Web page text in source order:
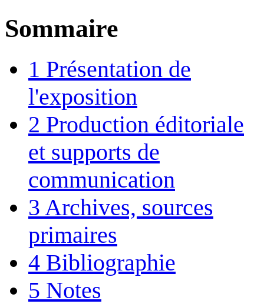
Sommaire
1 Présentation de
l'exposition
2 Production éditoriale
et supports de
communication
3 Archives, sources
primaires
4 Bibliographie
5 Notes